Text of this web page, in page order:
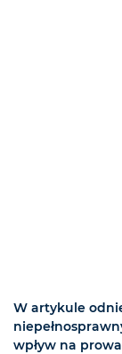
W artykule
wpływ na